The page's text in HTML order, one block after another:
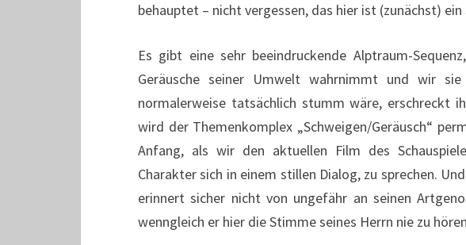
behauptet – nicht vergessen, das hier ist (zunächst)
Es gibt eine sehr beeindruckende Alptraum-
Geräusche seiner Umwelt wahrnimmt und wir
normalerweise tatsächlich stumm wäre, erschreckt
wird der Themenkomplex „Schweigen/Geräusch“
Anfang, als wir den aktuellen Film des
Charakter sich in einem stillen Dialog, zu sprechen.
erinnert sicher nicht von ungefähr an seinen
wenngleich er hier die Stimme seines Herrn nie zu